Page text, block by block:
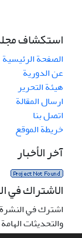
استكشاف
الصفحة الرئيسية
عن الدورية
هيئة التحرير
ارسال المقالة
اتصل بنا
خريطة الموقع
آخر الأخبار
الاشتراك في
اشترك في النشرة
والتحديثات الهامة